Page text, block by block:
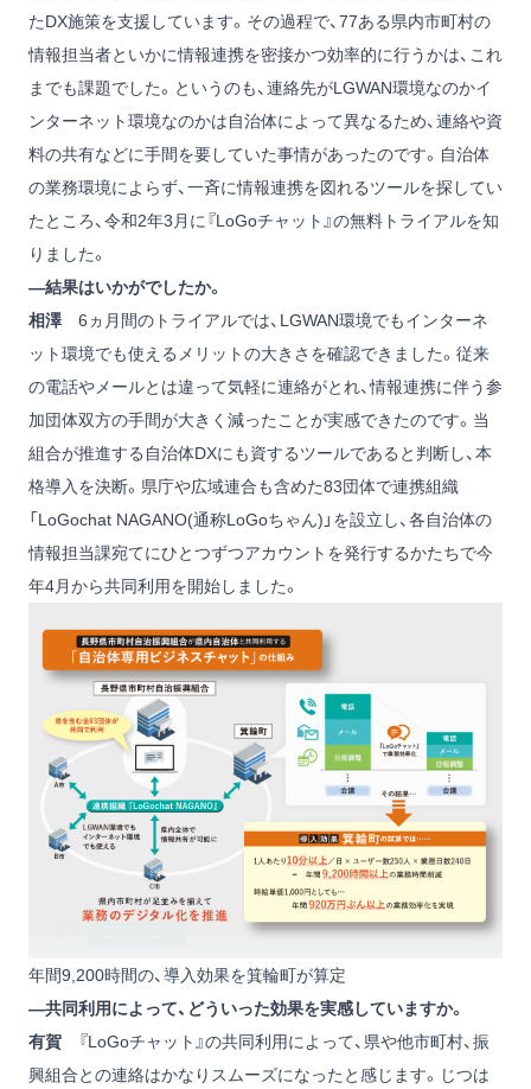
たDX施策を支援しています。その過程で、77ある県内市町村の
情報担当者といかに情報連携を密接かつ効率的に行うかは、これ
までも課題でした。というのも、連絡先がLGWAN環境なのかイ
ンターネット環境なのかは自治体によって異なるため、連絡や資
料の共有などに手間を要していた事情があったのです。自治体
の業務環境によらず、一斉に情報連携を図れるツールを探してい
たところ、令和2年3月に『LoGoチャット』の無料トライアルを知
りました。
―結果はいかがでしたか。
相澤6ヵ月間のトライアルでは、LGWAN環境でもインターネ
ット環境でも使えるメリットの大きさを確認できました。従来
の電話やメールとは違って気軽に連絡がとれ、情報連携に伴う参
加団体双方の手間が大きく減ったことが実感できたのです。当
組合が推進する自治体DXにも資するツールであると判断し、本
格導入を決断。県庁や広域連合も含めた83団体で連携組織
「LoGochat NAGANO(通称LoGoちゃん)」を設立し、各自治体の
情報担当課宛てにひとつずつアカウントを発行するかたちで今
年4月から共同利用を開始しました。
年間9,200時間の、導入効果を箕輪町が算定
―共同利用によって、どういった効果を実感していますか。
有賀 『LoGoチャット』の共同利用によって、県や他市町村、振
興組合との連絡はかなりスムーズになったと感じます。じつは